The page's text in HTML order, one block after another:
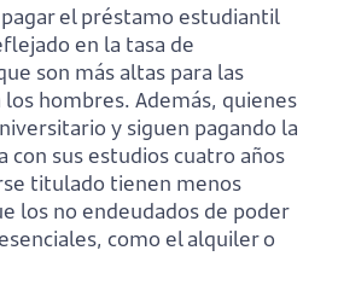
el préstamo estudiantil
en la tasa de
son más altas para las
hombres. Además, quienes
y siguen pagando la
con sus estudios cuatro años
titulado tienen menos
los no endeudados de poder
como el alquiler o